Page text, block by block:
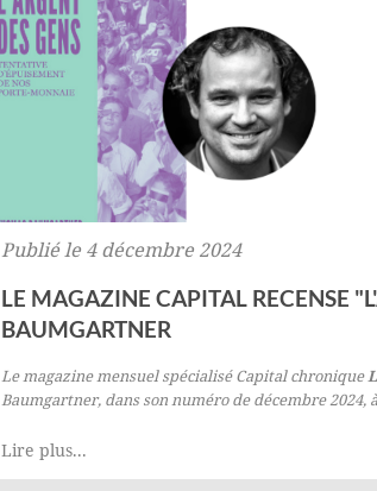
Publié le 4 décembre 2024
LE MAGAZINE CAPITAL RECENSE
BAUMGARTNER
Le magazine mensuel spécialiséCapitalchronique
Baumgartner, dans son numéro de décembre
Lire plus...